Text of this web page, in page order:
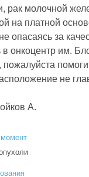
рак молочной
на платной
опасаясь за
онкоцентр им.
пожалуйста
не
А.